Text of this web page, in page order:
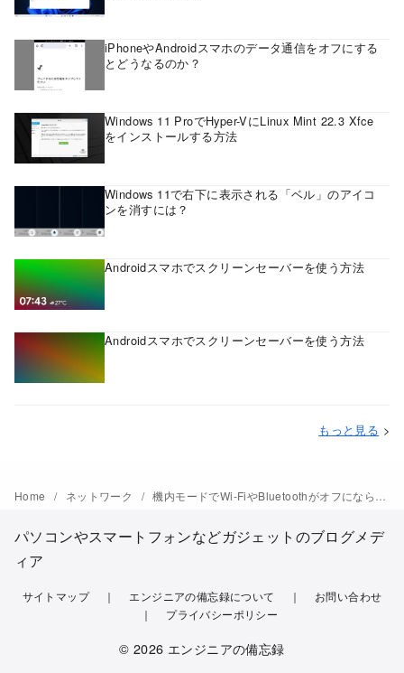
iPhoneやAndroidスマホのデータ通信をオフにする
とどうなるのか？
Windows 11 ProでHyper-VにLinux Mint 22.3 Xfce
をインストールする方法
Windows 11で右下に表示される「ベル」のアイコ
ンを消すには？
Androidスマホでスクリーンセーバーを使う方法
Androidスマホでスクリーンセーバーを使う方法
もっと見る >
Home ネットワーク 機内モードでWi-FiやBluetoothがオフにならないのはなぜ？
パソコンやスマートフォンなどガジェットのブログメデ
ィア
サイトマップ エンジニアの備忘録について
お問い合わせ
プライバシーポリシー
© 2026 エンジニアの備忘録